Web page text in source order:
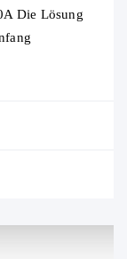
Die Lösung